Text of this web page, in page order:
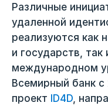
Различные
удаленной
реализуются как
и государств,
международном
Всемирный банк c
проект ID4D ,